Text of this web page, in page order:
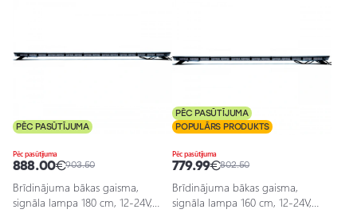
Pēc pasūtījuma
PĒC PASŪTĪJUMA
888.00€903.50
Brīdinājuma bākas gaisma,
signāla lampa 180 cm, 12-24V,
Pēc pasūtījuma
PĒC PASŪTĪJUMA
POPULĀRS PRODUKTS
779.99€802.50
Brīdinājuma bākas gaisma,
signāla lampa 160 cm, 12-24V,